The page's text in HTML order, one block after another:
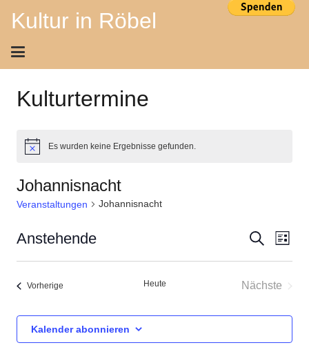
Kultur in Röbel
Kulturtermine
HinweisEs wurden keine Ergebnisse gefunden.
Johannisnacht
Veranstaltungen Johannisnacht
Suche
und
Suche
Liste
Anstehende
Datum
Vorherige Heute
Nächste
Kalender abonnieren